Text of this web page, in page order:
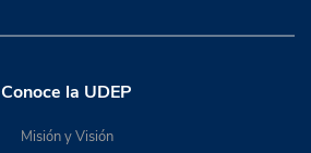
Conoce la UDEP
Misión y Visión